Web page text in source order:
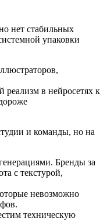
нет стабильных
упаковки
реализм в нейросетях к
и команды, но на
Бренды за
с текстурой,
невозможно
техническую